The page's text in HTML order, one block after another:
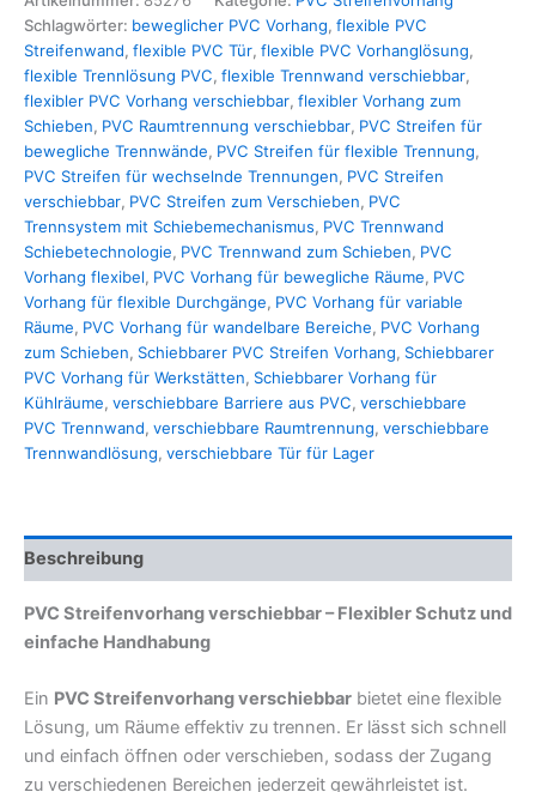
Schlagwörter: beweglicher PVC Vorhang, flexible PVC
Streifenwand, flexible PVC Tür, flexible PVC Vorhanglösung,
flexible Trennlösung PVC, flexible Trennwand verschiebbar,
flexibler PVC Vorhang verschiebbar, flexibler Vorhang zum
Schieben, PVC Raumtrennung verschiebbar, PVC Streifen für
bewegliche Trennwände, PVC Streifen für flexible Trennung,
PVC Streifen für wechselnde Trennungen, PVC Streifen
verschiebbar, PVC Streifen zum Verschieben, PVC
Trennsystem mit Schiebemechanismus, PVC Trennwand
Schiebetechnologie, PVC Trennwand zum Schieben, PVC
Vorhang flexibel, PVC Vorhang für bewegliche Räume, PVC
Vorhang für flexible Durchgänge, PVC Vorhang für variable
Räume, PVC Vorhang für wandelbare Bereiche, PVC Vorhang
zum Schieben, Schiebbarer PVC Streifen Vorhang, Schiebbarer
PVC Vorhang für Werkstätten, Schiebbarer Vorhang für
Kühlräume, verschiebbare Barriere aus PVC, verschiebbare
PVC Trennwand, verschiebbare Raumtrennung, verschiebbare
Trennwandlösung, verschiebbare Tür für Lager
Beschreibung
PVC Streifenvorhang verschiebbar – Flexibler Schutz und
einfache Handhabung
Ein PVC Streifenvorhang verschiebbar bietet eine flexible
Lösung, um Räume effektiv zu trennen. Er lässt sich schnell
und einfach öffnen oder verschieben, sodass der Zugang
zu verschiedenen Bereichen jederzeit gewährleistet ist.